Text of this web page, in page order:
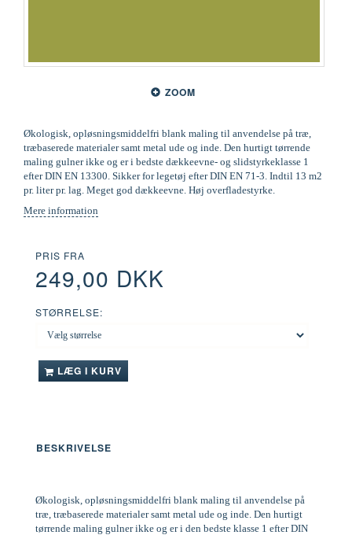
ZOOM
Økologisk, opløsningsmiddelfri blank maling til anvendelse på træ,
træbaserede materialer samt metal ude og inde. Den hurtigt tørrende
maling gulner ikke og er i bedste dækkeevne- og slidstyrkeklasse 1
efter DIN EN 13300. Sikker for legetøj efter DIN EN 71-3. Indtil 13 m2
pr. liter pr. lag. Meget god dækkeevne. Høj overfladestyrke.
Mere information
PRIS FRA
249,00 DKK
STØRRELSE:
LÆG I KURV
BESKRIVELSE
Økologisk, opløsningsmiddelfri blank maling til anvendelse på
træ, træbaserede materialer samt metal ude og inde. Den hurtigt
tørrende maling gulner ikke og er i den bedste klasse 1 efter DIN